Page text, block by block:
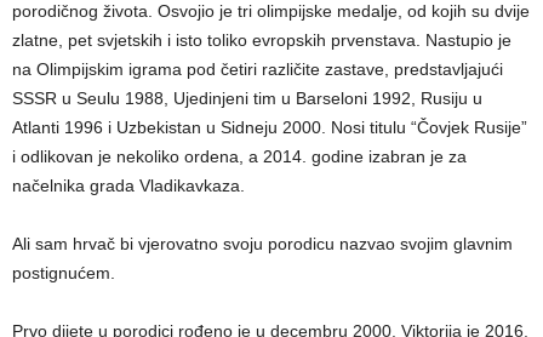
porodičnog života. Osvojio je tri olimpijske medalje, od kojih su dvije
zlatne, pet svjetskih i isto toliko evropskih prvenstava. Nastupio je
na Olimpijskim igrama pod četiri različite zastave, predstavljajući
SSSR u Seulu 1988, Ujedinjeni tim u Barseloni 1992, Rusiju u
Atlanti 1996 i Uzbekistan u Sidneju 2000. Nosi titulu “Čovjek Rusije”
i odlikovan je nekoliko ordena, a 2014. godine izabran je za
načelnika grada Vladikavkaza.
Ali sam hrvač bi vjerovatno svoju porodicu nazvao svojim glavnim
postignućem.
Prvo dijete u porodici rođeno je u decembru 2000. Viktorija je 2016.